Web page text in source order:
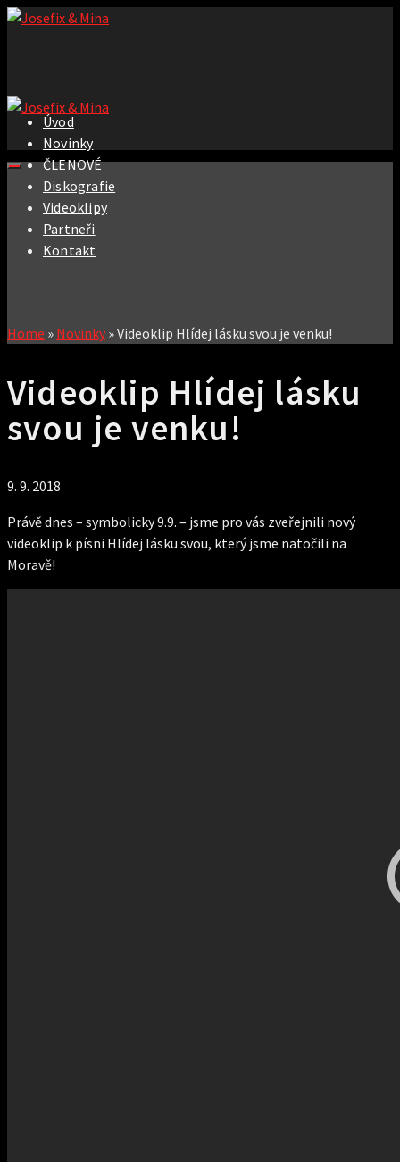
Úvod
Novinky
ČLENOVÉ
Diskografie
Videoklipy
Partneři
Kontakt
Home » Novinky »Videoklip Hlídej lásku svou je venku!
Videoklip Hlídej lásku
svou je venku!
9. 9. 2018
Právě dnes – symbolicky 9.9. – jsme pro vás zveřejnili nový
videoklip k písni Hlídej lásku svou, který jsme natočili na
Moravě!